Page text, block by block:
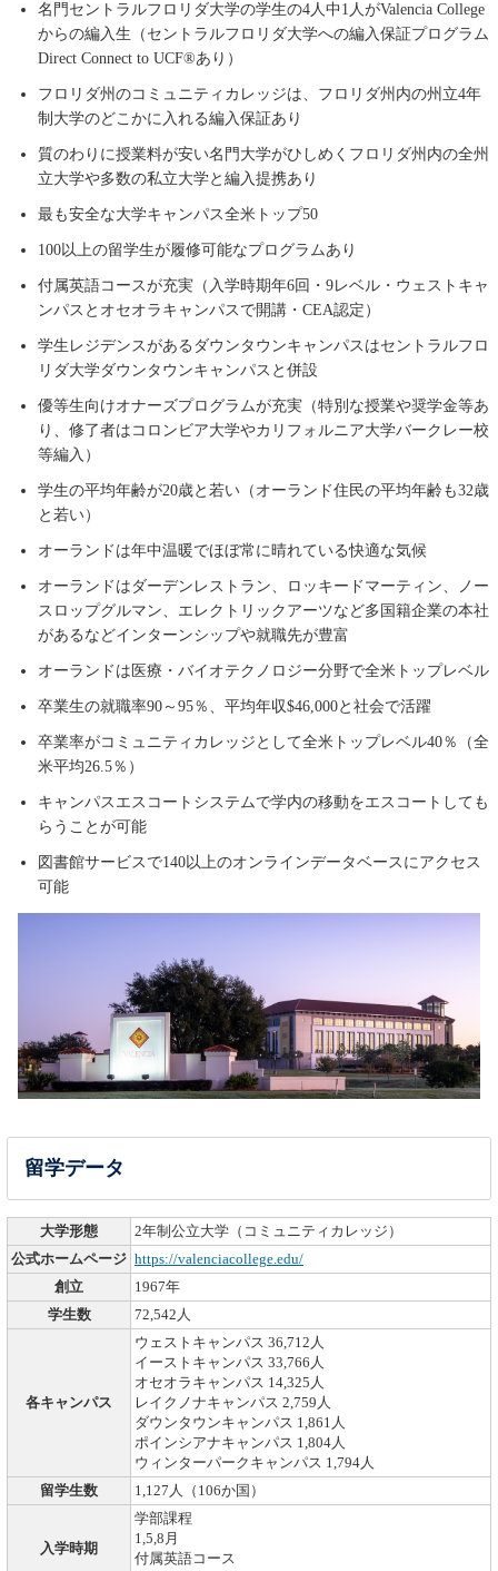
名門セントラルフロリダ大学の学生の4人中1人がValencia College
からの編入生（セントラルフロリダ大学への編入保証プログラム
Direct Connect to UCF®あり）
フロリダ州のコミュニティカレッジは、フロリダ州内の州立4年
制大学のどこかに入れる編入保証あり
質のわりに授業料が安い名門大学がひしめくフロリダ州内の全州
立大学や多数の私立大学と編入提携あり
最も安全な大学キャンパス全米トップ50
100以上の留学生が履修可能なプログラムあり
付属英語コースが充実（入学時期年6回・9レベル・ウェストキャ
ンパスとオセオラキャンパスで開講・CEA認定）
学生レジデンスがあるダウンタウンキャンパスはセントラルフロ
リダ大学ダウンタウンキャンパスと併設
優等生向けオナーズプログラムが充実（特別な授業や奨学金等あ
り、修了者はコロンビア大学やカリフォルニア大学バークレー校
等編入）
学生の平均年齢が20歳と若い（オーランド住民の平均年齢も32歳
と若い）
オーランドは年中温暖でほぼ常に晴れている快適な気候
オーランドはダーデンレストラン、ロッキードマーティン、ノー
スロップグルマン、エレクトリックアーツなど多国籍企業の本社
があるなどインターンシップや就職先が豊富
オーランドは医療・バイオテクノロジー分野で全米トップレベル
卒業生の就職率90～95％、平均年収$46,000と社会で活躍
卒業率がコミュニティカレッジとして全米トップレベル40％（全
米平均26.5％）
キャンパスエスコートシステムで学内の移動をエスコートしても
らうことが可能
図書館サービスで140以上のオンラインデータベースにアクセス
可能
留学データ
大学形態
2年制公立大学（コミュニティカレッジ）
公式ホームページ https://valenciacollege.edu/
創立
1967年
学生数
72,542人
各キャンパス
ウェストキャンパス 36,712人
イーストキャンパス 33,766人
オセオラキャンパス 14,325人
レイクノナキャンパス 2,759人
ダウンタウンキャンパス 1,861人
ポインシアナキャンパス 1,804人
ウィンターパークキャンパス 1,794人
留学生数
1,127人（106か国）
入学時期
学部課程
1,5,8月
付属英語コース